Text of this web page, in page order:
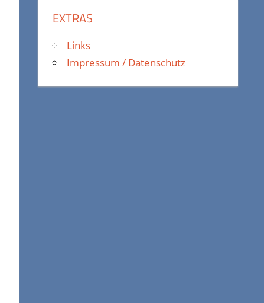
EXTRAS
Links
Impressum / Datenschutz